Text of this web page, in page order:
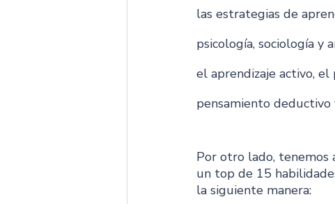
las estrategias de
psicología, sociología y
el aprendizaje activo, el
pensamiento deductivo
Por otro lado, tenemos
un top de 15
la siguiente manera: